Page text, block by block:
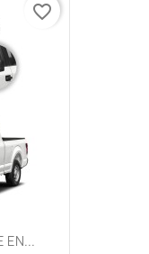
EN...
favorite_border